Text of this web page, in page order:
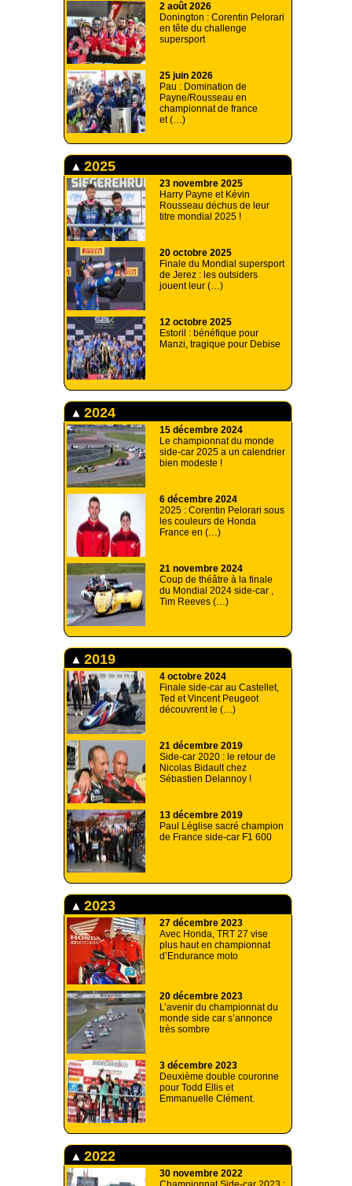
2 août 2026
Donington : Corentin Pelorari
en tête du challenge
supersport
25 juin 2026
Pau : Domination de
Payne/Rousseau en
championnat de france
et (…)
2025
23 novembre 2025
Harry Payne et Kévin
Rousseau déchus de leur
titre mondial 2025 !
20 octobre 2025
Finale du Mondial supersport
de Jerez : les outsiders
jouent leur (…)
12 octobre 2025
Estoril : bénéfique pour
Manzi, tragique pour Debise
2024
15 décembre 2024
Le championnat du monde
side-car 2025 a un calendrier
bien modeste !
6 décembre 2024
2025 : Corentin Pelorari sous
les couleurs de Honda
France en (…)
21 novembre 2024
Coup de théâtre à la finale
du Mondial 2024 side-car ,
Tim Reeves (…)
2019
4 octobre 2024
Finale side-car au Castellet,
Ted et Vincent Peugeot
découvrent le (…)
21 décembre 2019
Side-car 2020 : le retour de
Nicolas Bidault chez
Sébastien Delannoy !
13 décembre 2019
Paul Léglise sacré champion
de France side-car F1 600
2023
27 décembre 2023
Avec Honda, TRT 27 vise
plus haut en championnat
d’Endurance moto
20 décembre 2023
L’avenir du championnat du
monde side car s’annonce
très sombre
3 décembre 2023
Deuxième double couronne
pour Todd Ellis et
Emmanuelle Clément.
2022
30 novembre 2022